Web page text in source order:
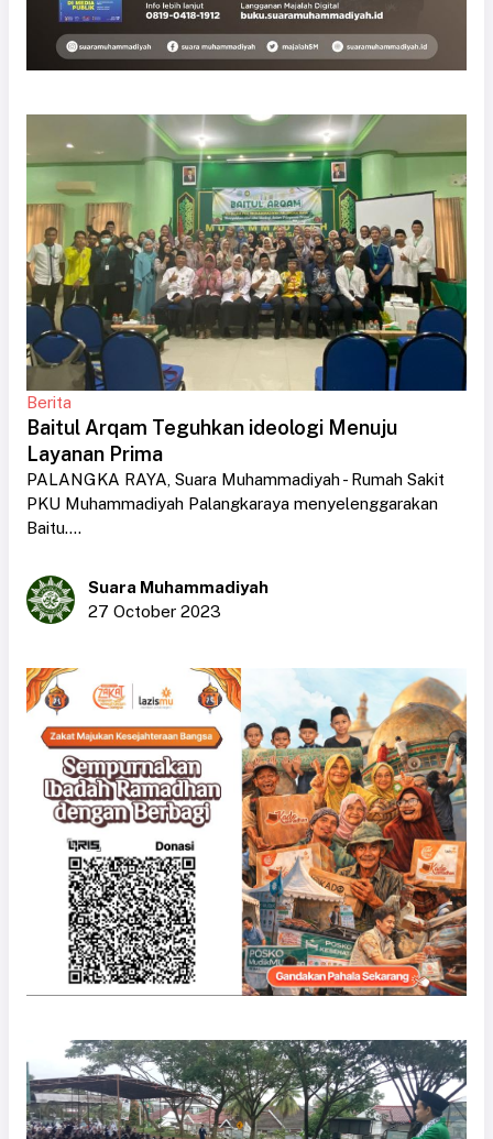
Berita
Baitul Arqam Teguhkan ideologi Menuju
Layanan Prima
PALANGKA RAYA, Suara Muhammadiyah - Rumah Sakit
PKU Muhammadiyah Palangkaraya menyelenggarakan
Baitu....
Suara Muhammadiyah
27 October 2023